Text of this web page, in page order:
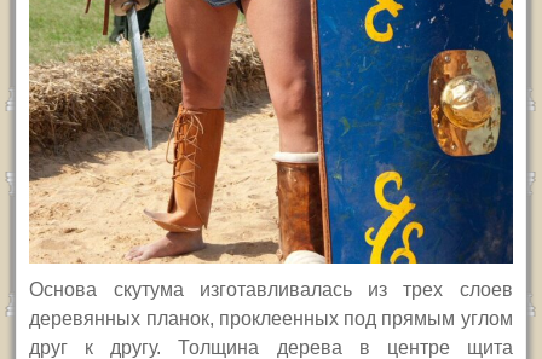
Основа скутума изготавливалась из трех слоев
деревянных планок, проклеенных под прямым углом
друг к другу. Толщина дерева в центре щита